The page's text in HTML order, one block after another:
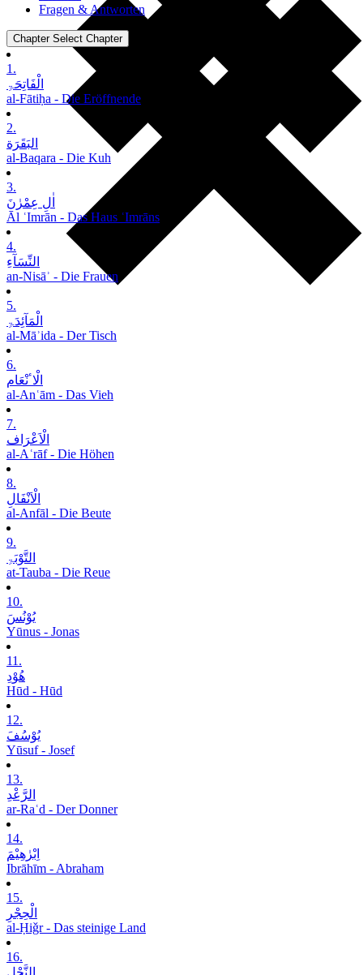
Fragen & Antworten
Chapter Select Chapter
1.
الْفَاتِحَۃِ
al-Fātiḥa - Die Eröffnende
2.
البَقَرَة
al-Baqara - Die Kuh
3.
اٰلِ عِمْرٰنَ
Āl ʿImrān - Das Haus ʿImrāns
4.
النِّسَآءِ
an-Nisāʾ - Die Frauen
5.
الْمَآئِدَۃِ
al-Māʾida - Der Tisch
6.
الْاٴنْعَام
al-Anʿām - Das Vieh
7.
الْاَعْرَاف
al-Aʿrāf - Die Höhen
8.
الْاَنْفَالِ
al-Anfāl - Die Beute
9.
التَّوْبَۃِ
at-Tauba - Die Reue
10.
یُوْنُسَ
Yūnus - Jonas
11.
ھُوْدِ
Hūd - Hūd
12.
یُوْسُفَ
Yūsuf - Josef
13.
الرَّعْدِ
ar-Raʿd - Der Donner
14.
اِبْرٰھِیْمَ
Ibrāhīm - Abraham
15.
الْحِجْرِ
al-Ḥiǧr - Das steinige Land
16.